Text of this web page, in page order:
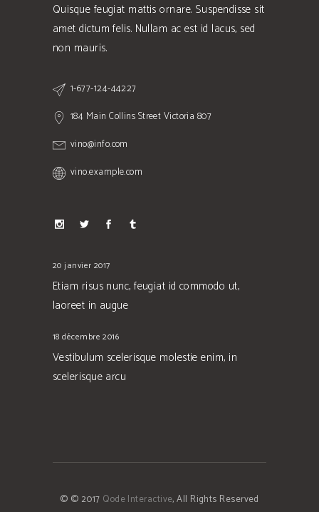
Quisque feugiat mattis ornare. Suspendisse sit
amet dictum felis. Nullam ac est id lacus, sed
non mauris.
1-677-124-44227
184 Main Collins Street Victoria 807
vino@info.com
vino.example.com
20 janvier 2017
Etiam risus nunc, feugiat id commodo ut,
laoreet in augue
18 décembre 2016
Vestibulum scelerisque molestie enim, in
scelerisque arcu
© © 2017 Qode Interactive, All Rights Reserved